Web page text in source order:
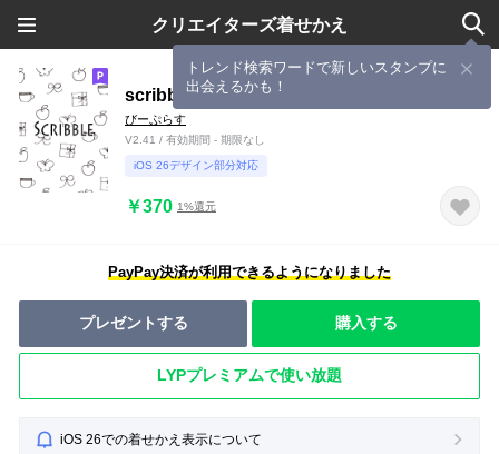
クリエイターズ着せかえ
トレンド検索ワードで新しいスタンプに
出会えるかも！
scribble 手書きラフな毎日
びーぷらす
V2.41 / 有効期間 - 期限なし
iOS 26デザイン部分対応
￥370 1%還元
PayPay決済が利用できるようになりました
プレゼントする 購入する
LYPプレミアムで使い放題
iOS 26での着せかえ表示について